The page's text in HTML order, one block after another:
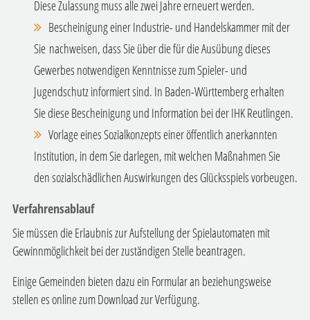
Diese Zulassung muss alle zwei Jahre erneuert werden.
Bescheinigung einer Industrie- und Handelskammer mit der
Sie nachweisen, dass Sie über die für die Ausübung dieses
Gewerbes notwendigen Kenntnisse zum Spieler- und
Jugendschutz informiert sind. In Baden-Württemberg erhalten
Sie diese Bescheinigung und Information bei der IHK Reutlingen.
Vorlage eines Sozialkonzepts einer öffentlich anerkannten
Institution, in dem Sie darlegen, mit welchen Maßnahmen Sie
den sozialschädlichen Auswirkungen des Glücksspiels vorbeugen.
Verfahrensablauf
Sie müssen die Erlaubnis zur Aufstellung der Spielautomaten mit
Gewinnmöglichkeit bei der zuständigen Stelle beantragen.
Einige Gemeinden bieten dazu ein Formular an beziehungsweise
stellen es online zum Download zur Verfügung.